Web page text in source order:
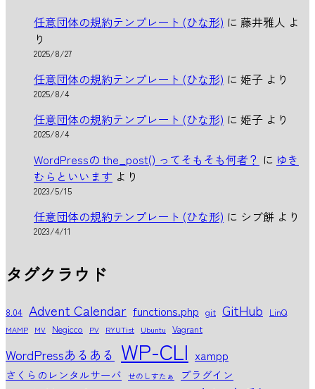
任意団体の規約テンプレート (ひな形) に 藤井雅人 よ
り
2025/8/27
任意団体の規約テンプレート (ひな形) に 姫子 より
2025/8/4
任意団体の規約テンプレート (ひな形) に 姫子 より
2025/8/4
WordPressの the_post() ってそもそも何者？ に ゆき
むらといいます より
2023/5/15
任意団体の規約テンプレート (ひな形) に シブ餅 より
2023/4/11
タグクラウド
8.04 Advent Calendar functions.php git GitHub LinQ
MAMP MV Negicco PV RYUTist Ubuntu Vagrant
WordPressあるある WP-CLI xampp
さくらのレンタルサーバ せのしすたぁ プラグイン